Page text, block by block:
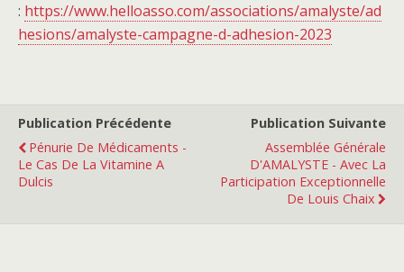
: https://www.helloasso.com/associations/amalyste/ad
hesions/amalyste-campagne-d-adhesion-2023
Publication Précédente
Pénurie De Médicaments -
Le Cas De La Vitamine A
Dulcis
Publication Suivante
Assemblée Générale
D'AMALYSTE - Avec La
Participation Exceptionnelle
De Louis Chaix